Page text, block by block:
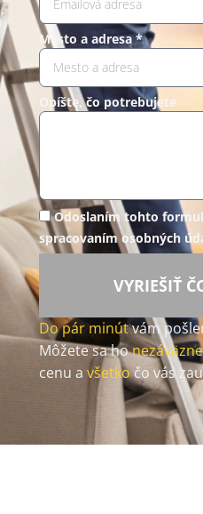
Mesto a adresa *
Opíšte, čo potrebujete
Odoslaním tohto
spracovaním osobných
VYRIEŠIŤ
Do pár minútvám
Môžete sa ho
cenu a všetkočo vás